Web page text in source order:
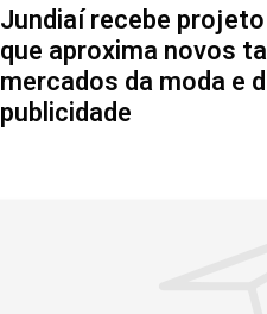
Jundiaí recebe
que aproxima novos
mercados da moda e
publicidade